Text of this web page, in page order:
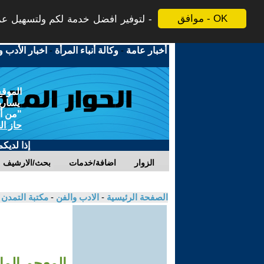
موافق - OK لتوفير افضل خدمة لكم ولتسهيل
أخبار عامة -وكالة أنباء المرأة - اخبار الأدب
"من
حاز
إذا
بحث/الارشيف اضافة/خدمات الزوار
الصفحة الرئيسية - الادب والفن - مكتبة